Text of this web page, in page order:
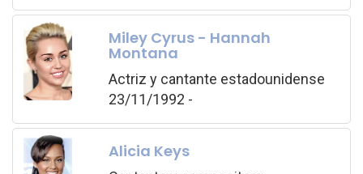
Miley Cyrus - Hannah
Montana
Actriz y cantante estadounidense
23/11/1992 -
Alicia Keys